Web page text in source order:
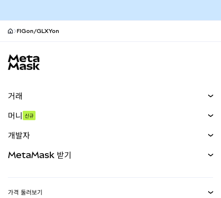
FIGon/GLXYon
거래
무기한 선물
실물자산
머니 신규
개발자
MetaMask 받기
가격 둘러보기